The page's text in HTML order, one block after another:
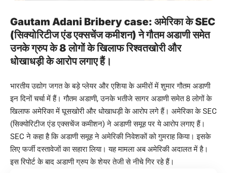
Gautam Adani Bribery case: अमेरिका के SEC
(सिक्योरिटीज एंड एक्सचेंज कमीशन) ने गौतम अडाणी समेत
उनके ग्रुप के 8 लोगों के खिलाफ रिश्वतखोरी और
धोखाधड़ी के आरोप लगाए हैं।
भारतीय उद्योग जगत के बड़े प्लेयर और एशिया के अमीरों में शुमार गौतम अडाणी
इन दिनों चर्चा में हैं। गौतम अडाणी, उनके भतीजे सागर अडाणी समेत 8 लोगों के
खिलाफ अमेरिका में घूसखोरी और धोखाधड़ी के आरोप लगे हैं। अमेरिका के SEC
(सिक्योरिटीज एंड एक्सचेंज कमीशन) ने अडाणी समूह पर ये आरोप लगाए हैं।
SEC ने कहा है कि अडाणी समूह ने अमेरिकी निवेशकों को गुमराह किया। इसके
लिए फर्जी दस्तावेजों का सहारा लिया। यह मामला अब अमेरिकी अदालत में है।
इस रिपोर्ट के बाद अडाणी ग्रुप के शेयर तेजी से नीचे गिर रहे हैं।